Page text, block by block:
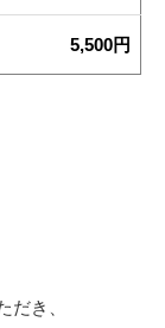
5,500円
だき、